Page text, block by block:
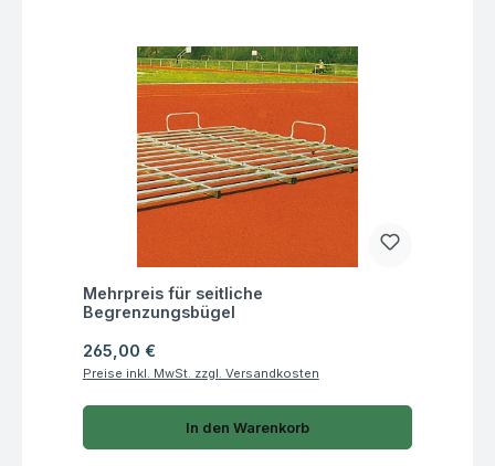
Fragen zum Artikel
Mehrpreis für seitliche
Begrenzungsbügel
Regulärer Preis:
265,00 €
Preise inkl. MwSt. zzgl. Versandkosten
In den Warenkorb